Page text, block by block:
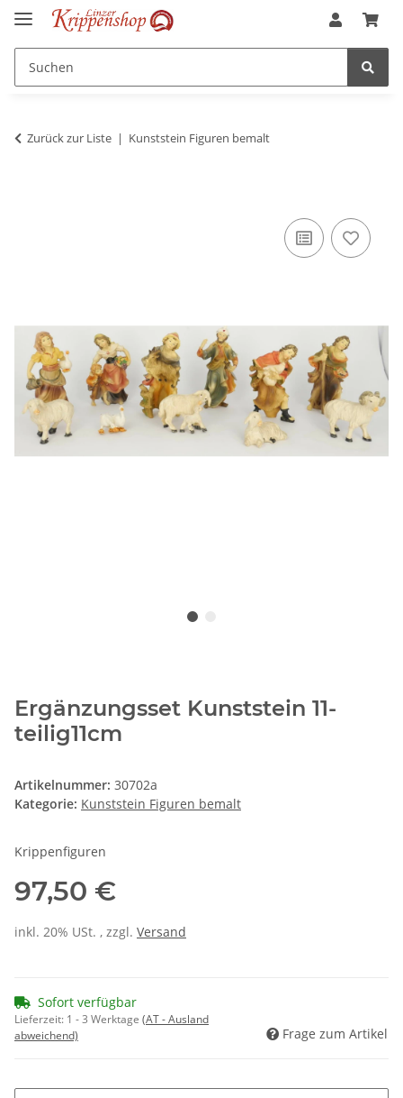
Zurück zur Liste Kunststein Figuren bemalt
Ergänzungsset Kunststein 11-
teilig11cm
Artikelnummer: 30702a
Kategorie: Kunststein Figuren bemalt
Krippenfiguren
97,50 €
inkl. 20% USt. , zzgl. Versand
Sofort verfügbar
Lieferzeit: 1 - 3 Werktage (AT - Ausland
abweichend)
Frage zum Artikel